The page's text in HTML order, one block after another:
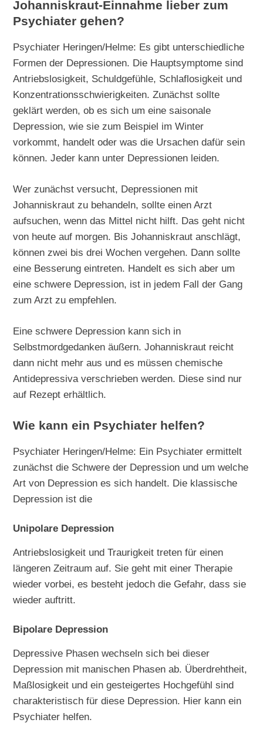
Johanniskraut-Einnahme lieber zum
Psychiater gehen?
Psychiater Heringen/Helme: Es gibt unterschiedliche
Formen der Depressionen. Die Hauptsymptome sind
Antriebslosigkeit, Schuldgefühle, Schlaflosigkeit und
Konzentrationsschwierigkeiten. Zunächst sollte
geklärt werden, ob es sich um eine saisonale
Depression, wie sie zum Beispiel im Winter
vorkommt, handelt oder was die Ursachen dafür sein
können. Jeder kann unter Depressionen leiden.
Wer zunächst versucht, Depressionen mit
Johanniskraut zu behandeln, sollte einen Arzt
aufsuchen, wenn das Mittel nicht hilft. Das geht nicht
von heute auf morgen. Bis Johanniskraut anschlägt,
können zwei bis drei Wochen vergehen. Dann sollte
eine Besserung eintreten. Handelt es sich aber um
eine schwere Depression, ist in jedem Fall der Gang
zum Arzt zu empfehlen.
Eine schwere Depression kann sich in
Selbstmordgedanken äußern. Johanniskraut reicht
dann nicht mehr aus und es müssen chemische
Antidepressiva verschrieben werden. Diese sind nur
auf Rezept erhältlich.
Wie kann ein Psychiater helfen?
Psychiater Heringen/Helme: Ein Psychiater ermittelt
zunächst die Schwere der Depression und um welche
Art von Depression es sich handelt. Die klassische
Depression ist die
Unipolare Depression
Antriebslosigkeit und Traurigkeit treten für einen
längeren Zeitraum auf. Sie geht mit einer Therapie
wieder vorbei, es besteht jedoch die Gefahr, dass sie
wieder auftritt.
Bipolare Depression
Depressive Phasen wechseln sich bei dieser
Depression mit manischen Phasen ab. Überdrehtheit,
Maßlosigkeit und ein gesteigertes Hochgefühl sind
charakteristisch für diese Depression. Hier kann ein
Psychiater helfen.